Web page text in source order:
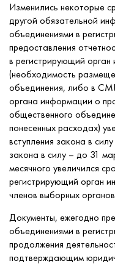
Изменились некоторые
другой обязательной
объединениями в
предоставления
в регистрирующий орган
(необходимость
объединения, либо в
органа информации о
общественного
понесенных расходах)
вступления закона в
закона в силу – до 31
месячного увеличился
регистрирующий орган
членов выборных
Документы, ежегодно
объединениями в
продолжения
подтверждающим